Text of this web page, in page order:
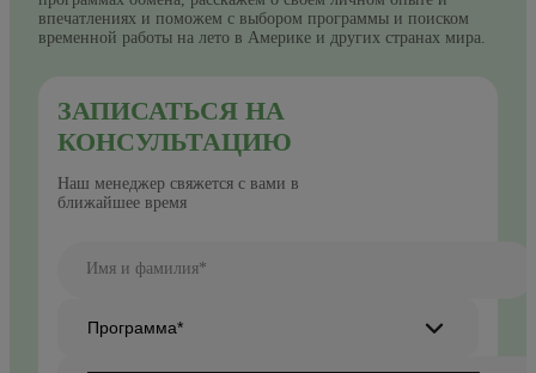
впечатлениях и поможем с выбором программы и поиском
временной работы на лето в Америке и других странах мира.
ЗАПИСАТЬСЯ НА
КОНСУЛЬТАЦИЮ
Наш менеджер свяжется с вами в
ближайшее время
Имя и фамилия*
Программа*